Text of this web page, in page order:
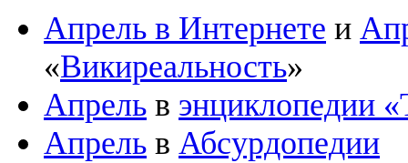
Апрель в Интернете и
«Викиреальность»
Апрель в энциклопедии
Апрель в Абсурдопедии